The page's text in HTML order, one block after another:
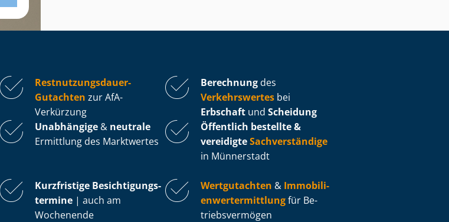
Rest­nut­zungs­dau­er-
Gutachten zur AfA-
Verkürzung
Berechnung des
Verkehrswertes bei
Erbschaft und Scheidung
Unabhängige & neutrale
Ermittlung des Marktwertes
Öffentlich bestellte &
vereidigteSachverständige
in Münnerstadt
Kurzfristige Be­sich­ti­gungs­
ter­mi­ne | auch am
Wochenende
Wertgutachten & Im­mo­bi­li­
en­wert­ermitt­lungfür Be­
triebs­ver­mö­gen